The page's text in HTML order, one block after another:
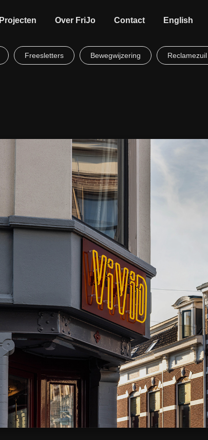
Projecten Over FriJo Contact English
Freesletters Bewegwijzering Reclamezuil